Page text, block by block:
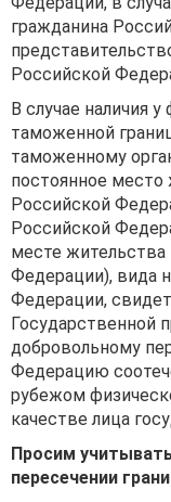
гражданина
Российской
В случае наличия
таможенной
таможенному
постоянное место
Российской
Российской
месте жительства
Федерации), вида
Федерации,
Государственной
добровольному
Федерацию
рубежом
качестве лица
Просим
пересечении